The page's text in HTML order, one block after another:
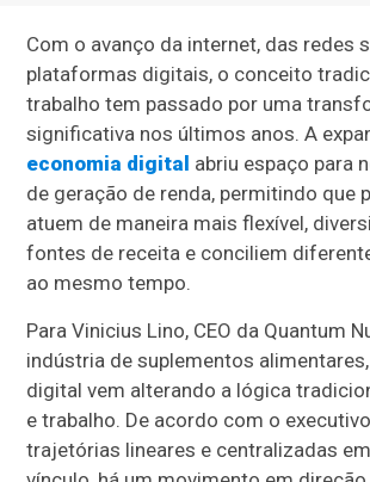
Com o avanço da internet, das redes
plataformas digitais, o conceito
trabalho tem passado por uma
significativa nos últimos anos. A
economia digital abriu espaço para
de geração de renda, permitindo que
atuem de maneira mais flexível,
fontes de receita e conciliem
ao mesmo tempo.
Para Vinicius Lino, CEO da Quantum
indústria de suplementos
digital vem alterando a lógica
e trabalho. De acordo com o
trajetórias lineares e centralizadas